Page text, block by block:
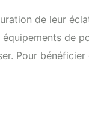
de leur
de
Pour